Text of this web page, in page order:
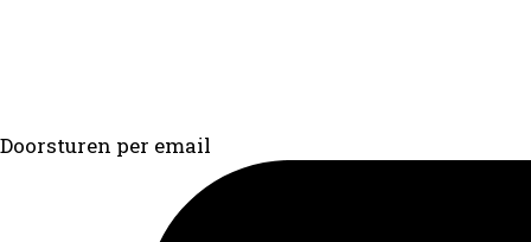
Doorsturen per email